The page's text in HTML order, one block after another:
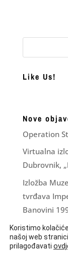
Like Us!
Nove
Operation
Virtualna
Dubrovnik,
Izložba
tvrđava
Banovini
Financijsko
LJUBAV ZNA
Koristimo
našoj web
prilagođavati